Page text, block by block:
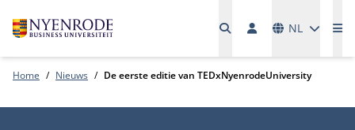
NL
Home Nieuws De eerste editie van TEDxNyenrodeUniversity